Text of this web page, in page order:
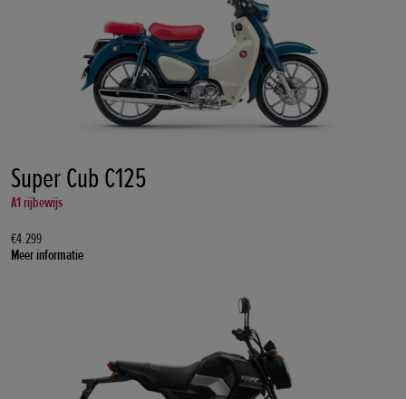
Super Cub C125
A1 rijbewijs
€4.299
Meer informatie